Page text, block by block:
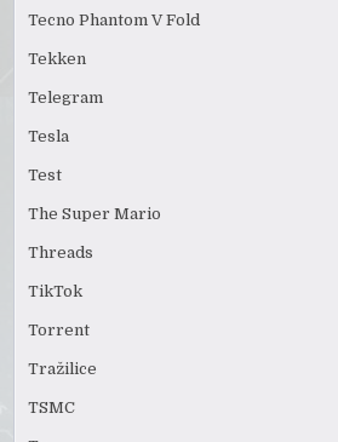
Tecno Phantom V Fold
Tekken
Telegram
Tesla
Test
The Super Mario
Threads
TikTok
Torrent
Tražilice
TSMC